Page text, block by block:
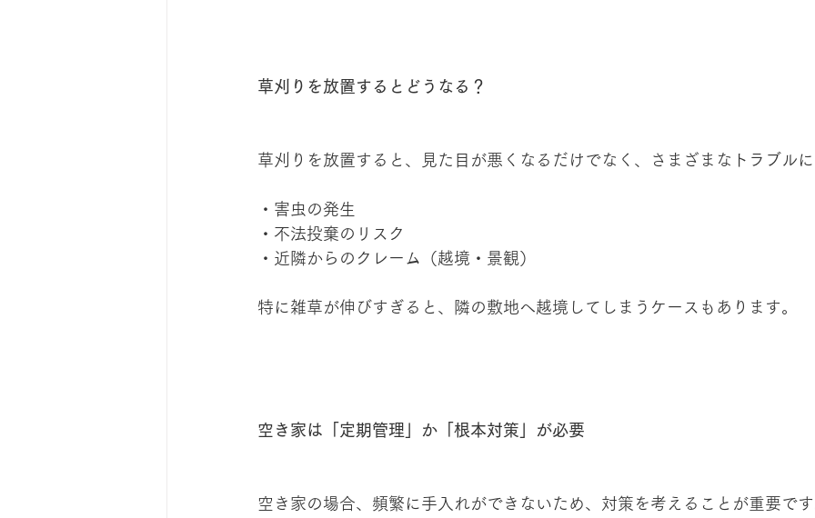
草刈りを放置するとどうなる？
草刈りを放置すると、見た目が悪くなるだけでなく、さまざまなトラブルに
・害虫の発生
・不法投棄のリスク
・近隣からのクレーム（越境・景観）
特に雑草が伸びすぎると、隣の敷地へ越境してしまうケースもあります。
空き家は「定期管理」か「根本対策」が必要
空き家の場合、頻繁に手入れができないため、対策を考えることが重要です